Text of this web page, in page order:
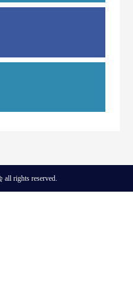
rights reserved.